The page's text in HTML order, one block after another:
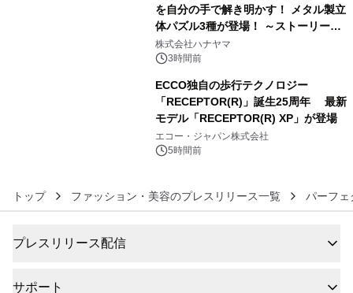
を自分の手で解き明かす！ メタル製立
体パズル3種が登場！ ～ストーリーと
ギミックが融合した 大人の体験型パズ
ルが8月7日(金)12時より先行予約受付
株式会社ハナヤマ
3時間前
ECCO独自の歩行テクノロジー
「RECEPTOR(R)」誕生25周年 最新
モデル「RECEPTOR(R) XP」が登場
エコー・ジャパン株式会社
5時間前
トップ ファッション・美容のプレスリリース一覧 パーフェ
プレスリリース配信
サポート